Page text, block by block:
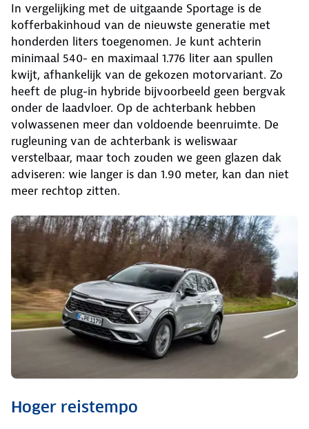
In vergelijking met de uitgaande Sportage is de
kofferbakinhoud van de nieuwste generatie met
honderden liters toegenomen. Je kunt achterin
minimaal 540- en maximaal 1.776 liter aan spullen
kwijt, afhankelijk van de gekozen motorvariant. Zo
heeft de plug-in hybride bijvoorbeeld geen bergvak
onder de laadvloer. Op de achterbank hebben
volwassenen meer dan voldoende beenruimte. De
rugleuning van de achterbank is weliswaar
verstelbaar, maar toch zouden we geen glazen dak
adviseren: wie langer is dan 1.90 meter, kan dan niet
meer rechtop zitten.
Hoger reistempo